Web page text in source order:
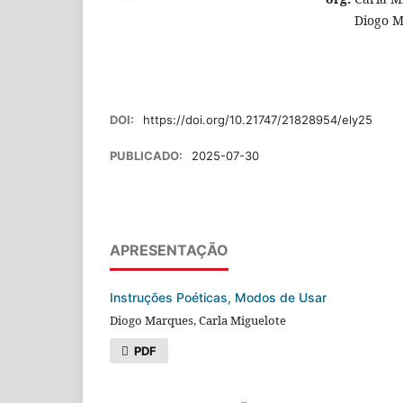
Diogo
DOI: https://doi.org/10.21747/21828954/ely25
PUBLICADO: 2025-07-30
APRESENTAÇÃO
Instruções Poéticas, Modos de Usar
Diogo Marques, Carla Miguelote
PDF